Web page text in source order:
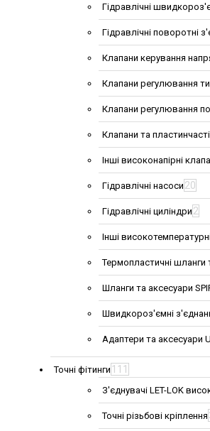
Гідравлічні
Гідравлічні поворотні
Клапани керування
Клапани регулювання
Клапани регулювання
Клапани та
Інші високонапірні
Гідравлічні насоси 20
Гідравлічні циліндри 2
Інші
Термопластичні шланги
Шланги та аксесуари
Швидкороз'ємні
Адаптери та аксесуари
Точні фітинги 111
З'єднувачі LET-LOK
Точні різьбові кріплення